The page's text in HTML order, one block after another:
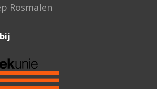
Rosmalen